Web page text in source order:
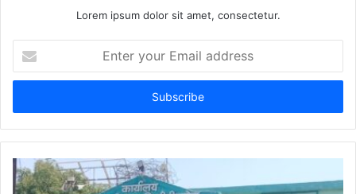
Lorem ipsum dolor sit amet, consectetur.
t
r
y
u
r